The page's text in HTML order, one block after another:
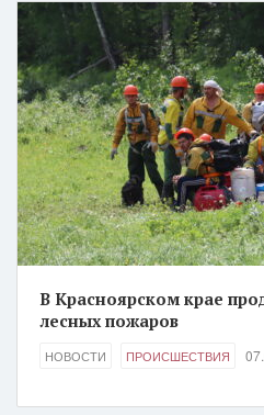
В Красноярском крае
лесных пожаров
НОВОСТИ ПРОИСШЕСТВИЯ